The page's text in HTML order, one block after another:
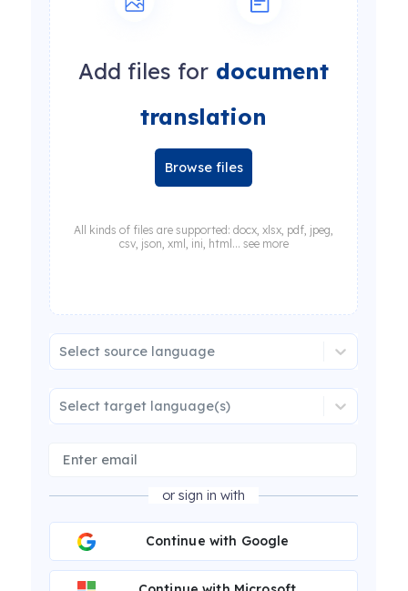
Add files for document
translation
Browse files
All kinds of files are supported: docx, xlsx, pdf, jpeg,
csv, json, xml, ini, html... see more
Select source language
Select target language(s)
or sign in with
Continue with Google